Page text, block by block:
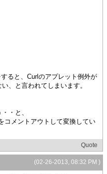
ると、Curlのアプレット例外が
、と言われてしまいます。
・と、
コメントアウトして変換してい
Quote
(02-26-2013, 08:32 PM )